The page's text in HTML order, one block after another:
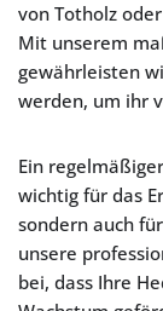
von Totholz
Mit unserem
gewährleisten
werden, um ihr
Ein
wichtig für das
sondern auch
unsere
bei, dass Ihre